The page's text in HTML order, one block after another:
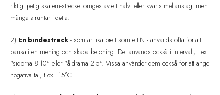
riktigt petig ska em-strecket omges av ett halvt eller kvarts mellanslag, men
många struntar i detta.
2) En bindestreck - som är lika brett som ett N - används ofta för att
pausa i en mening och skapa betoning. Det används också i intervall, t.ex.
"sidorna 8-10" eller "åldrarna 2-5". Vissa använder dem också för att ange
negativa tal, t.ex. -15°C.